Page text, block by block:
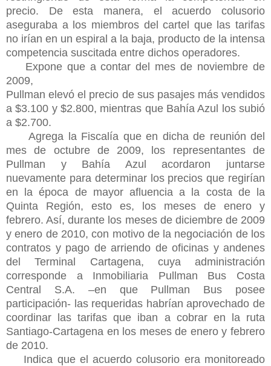
precio. De esta manera, el acuerdo colusorio
aseguraba a los miembros del cartel que las tarifas
no irían en un espiral a la baja, producto de la intensa
competencia suscitada entre dichos operadores.
Expone que a contar del mes de noviembre de
2009,
Pullman elevó el precio de sus pasajes más vendidos
a $3.100 y $2.800, mientras que Bahía Azul los subió
a $2.700.
Agrega la Fiscalía que en dicha de reunión del
mes de octubre de 2009, los representantes de
Pullman y Bahía Azul acordaron juntarse
nuevamente para determinar los precios que regirían
en la época de mayor afluencia a la costa de la
Quinta Región, esto es, los meses de enero y
febrero. Así, durante los meses de diciembre de 2009
y enero de 2010, con motivo de la negociación de los
contratos y pago de arriendo de oficinas y andenes
del Terminal Cartagena, cuya administración
corresponde a Inmobiliaria Pullman Bus Costa
Central S.A. –en que Pullman Bus posee
participación- las requeridas habrían aprovechado de
coordinar las tarifas que iban a cobrar en la ruta
Santiago-Cartagena en los meses de enero y febrero
de 2010.
Indica que el acuerdo colusorio era monitoreado